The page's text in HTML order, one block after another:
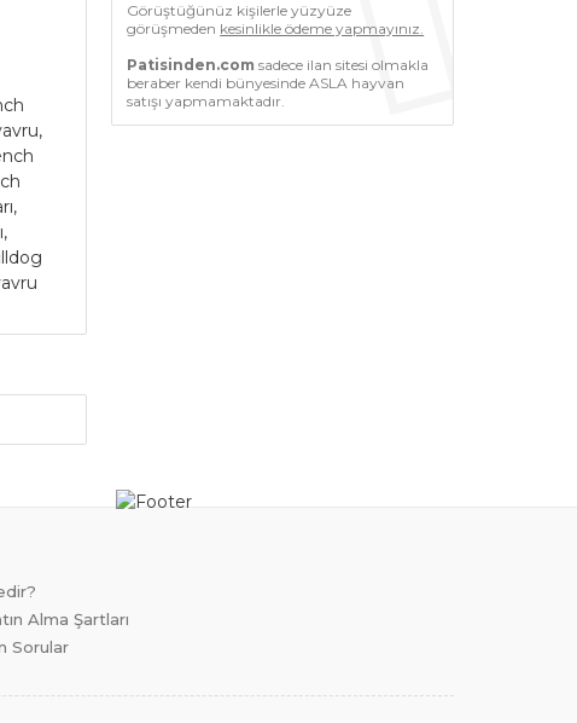
Görüştüğünüz kişilerle yüzyüze
görüşmeden kesinlikle ödeme yapmayınız.
Patisinden.com sadece ilan sitesi olmakla
beraber kendi bünyesinde ASLA hayvan
satışı yapmamaktadır.
Alma Şartları
Sorular